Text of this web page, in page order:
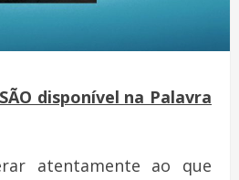
disponível na Palavra
atentamente ao que